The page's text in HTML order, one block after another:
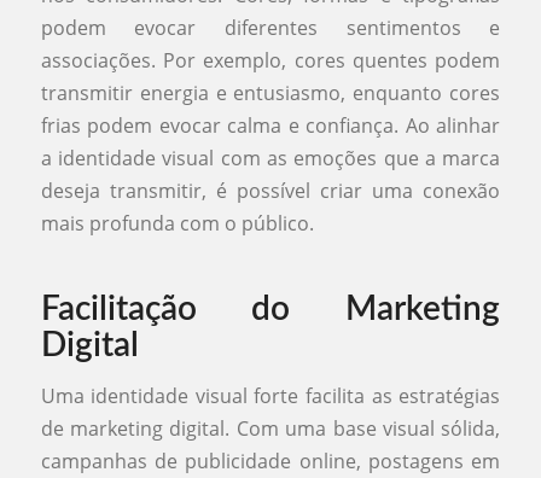
podem evocar diferentes sentimentos e
associações. Por exemplo, cores quentes podem
transmitir energia e entusiasmo, enquanto cores
frias podem evocar calma e confiança. Ao alinhar
a identidade visual com as emoções que a marca
deseja transmitir, é possível criar uma conexão
mais profunda com o público.
Facilitação do Marketing
Digital
Uma identidade visual forte facilita as estratégias
de marketing digital. Com uma base visual sólida,
campanhas de publicidade online, postagens em